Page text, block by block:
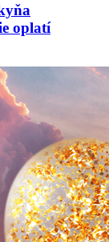
oplatí